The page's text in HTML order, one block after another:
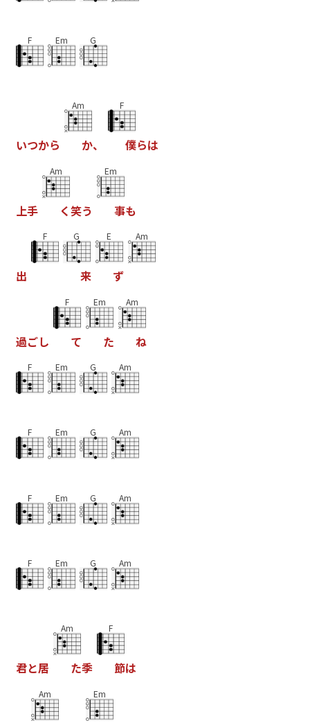
F Em G
いつから
Am
か、
F
僕らは
上手
Am
く笑う
Em
事も
出
F G
来
E
ず
Am
過ごし
F
て
Em
た
Am
ね
F Em G Am
F Em G Am
F Em G Am
F Em G Am
君と居
Am
た季
F
節は
Am Em